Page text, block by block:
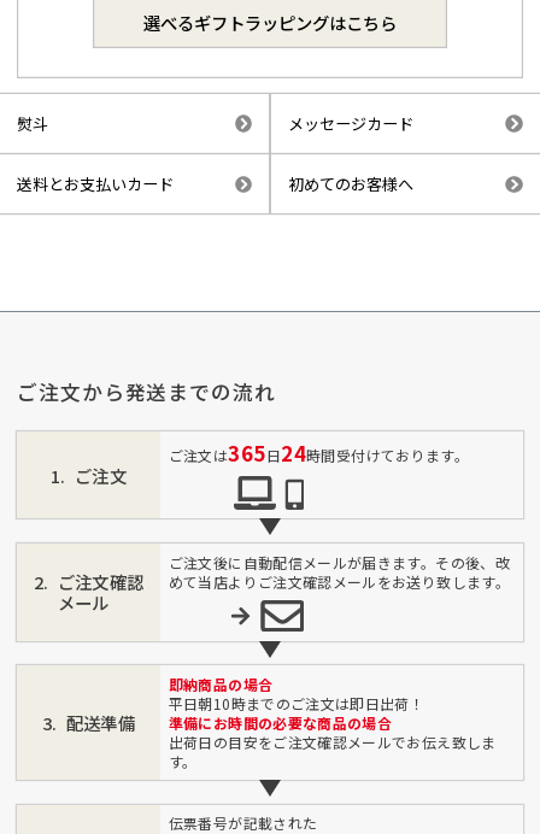
選べるギフトラッピングはこちら
熨斗 メッセージカード
送料とお支払いカード 初めてのお客様へ
ご注文から発送までの流れ
ご注文
ご注文は365日24時間受付けております。
ご注文確認
メール
ご注文後に自動配信メールが届きます。その後、改
めて当店よりご注文確認メールをお送り致します。
配送準備
即納商品の場合
平日朝10時までのご注文は即日出荷！
準備にお時間の必要な商品の場合
出荷日の目安をご注文確認メールでお伝え致しま
す。
伝票番号が記載された